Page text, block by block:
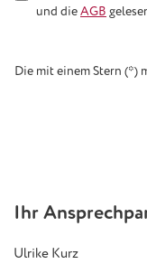
und dieAGB
Die mit einem Stern (*)
Ihr
Ulrike Kurz